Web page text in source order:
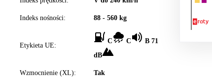
Indeks nośności: 88 - 560 kg
Etykieta UE:
C C
B 71
dB
Wzmocnienie (XL): Tak